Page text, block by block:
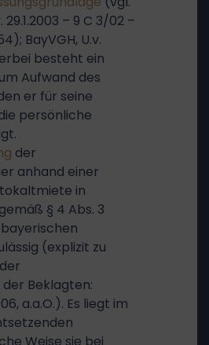
29.1.2003 – 9 C 3/02 –
BayVGH, U.v.
besteht ein
Aufwand des
er für seine
persönliche
der
anhand einer
in
§ 4 Abs. 3
(explizit zu
Beklagten:
a.a.O.). Es liegt im